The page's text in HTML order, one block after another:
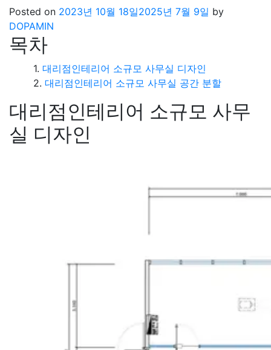
Posted on 2023년 10월 18일2025년 7월 9일 by
DOPAMIN
목차
대리점인테리어 소규모 사무실 디자인
대리점인테리어 소규모 사무실 공간 분할
대리점인테리어 소규모 사무
실 디자인